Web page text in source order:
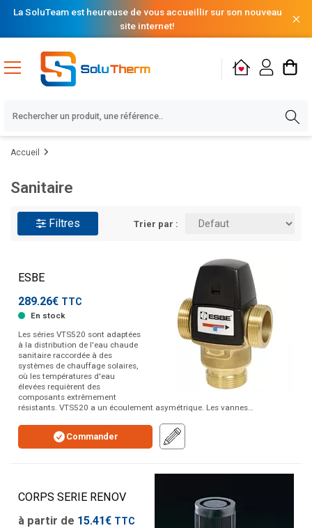
La SoluTeam est heureuse de vous accueillir sur son nouveau
site internet!
Accueil
Sanitaire
Filtres Trier par :
ESBE
289.26€ TTC
En stock
Les séries VTS520 sont adaptées
à la distribution de l'eau chaude
sanitaire raccordée à des
systèmes de chauffage solaires,
où les températures d'eau
élevées requièrent des
composants extrêmement
résistants. VTS520 a un écoulement asymétrique. Les vannes…
Commander
CORPS SERIE RENOV
à partir de 15.41€ TTC